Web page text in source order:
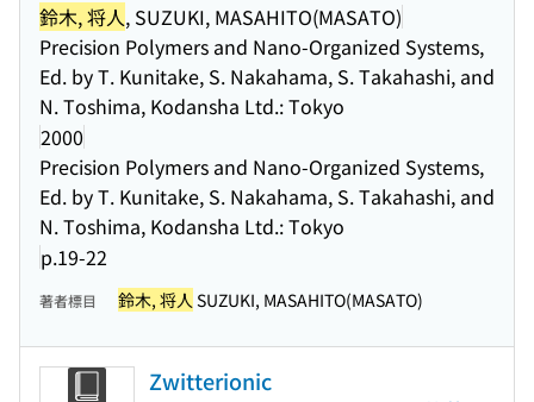
鈴木, 将人, SUZUKI, MASAHITO(MASATO)
Precision Polymers and Nano-Organized Systems,
Ed. by T. Kunitake, S. Nakahama, S. Takahashi, and
N. Toshima, Kodansha Ltd.: Tokyo
2000
Precision Polymers and Nano-Organized Systems,
Ed. by T. Kunitake, S. Nakahama, S. Takahashi, and
N. Toshima, Kodansha Ltd.: Tokyo
p.19-22
著者標目 鈴木, 将人 SUZUKI, MASAHITO(MASATO)
Zwitterionic